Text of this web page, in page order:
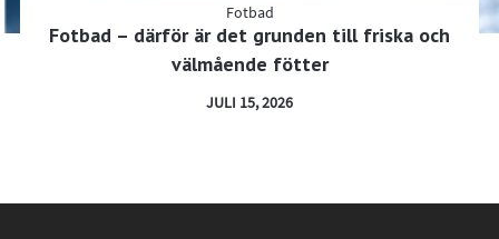
Fotbad
Fotbad – därför är det grunden till friska och
välmående fötter
JULI 15, 2026